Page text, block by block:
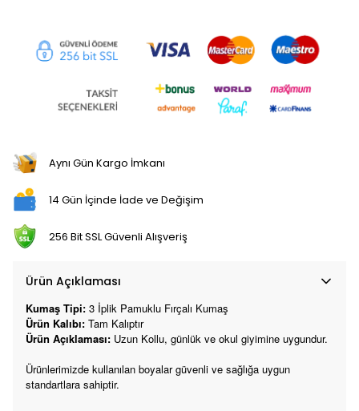
Aynı Gün Kargo İmkanı
14 Gün İçinde İade ve Değişim
256 Bit SSL Güvenli Alışveriş
Ürün Açıklaması
Kumaş Tipi: 3 İplik Pamuklu Fırçalı Kumaş
Ürün Kalıbı: Tam Kalıptır
Ürün Açıklaması: Uzun Kollu, günlük ve okul giyimine uygundur.
Ürünlerimizde kullanılan boyalar güvenli ve sağlığa uygun
standartlara sahiptir.